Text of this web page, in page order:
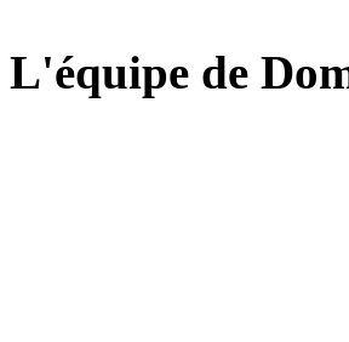
L'équipe de